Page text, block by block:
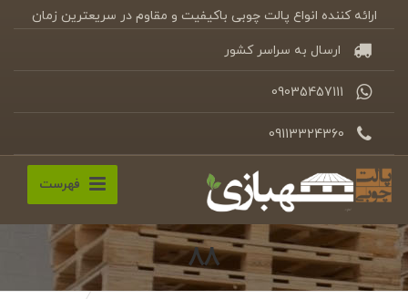
ارائه کننده انواع پالت چوبی باکیفیت و مقاوم در سریعترین زمان
ارسال به سراسر کشور
09035457111
09113324360
فهرست
۸۸